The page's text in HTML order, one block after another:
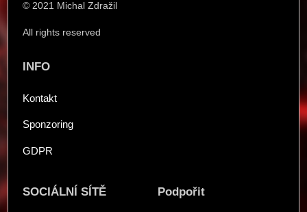
© 2021 Michal Zdražil
All rights reserved
INFO
Kontakt
Sponzoring
GDPR
SOCIÁLNÍ SÍTĚ Podpořit